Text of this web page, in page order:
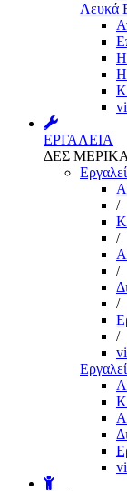
Λευκά
ΕΡΓΑΛΕΙΑ
ΔΕΣ
/
/
/
/
/